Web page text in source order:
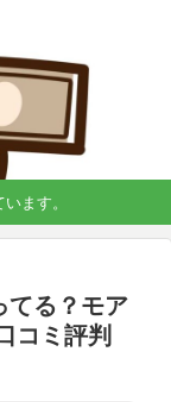
ます。
てる？モア
コミ評判